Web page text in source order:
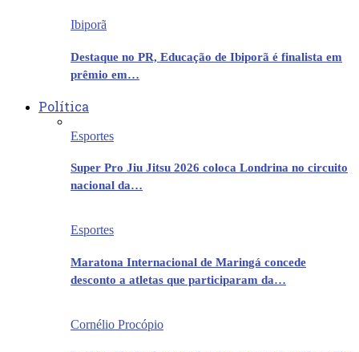
Ibiporã
Destaque no PR, Educação de Ibiporã é finalista em
prêmio em…
Política
Esportes
Super Pro Jiu Jitsu 2026 coloca Londrina no circuito
nacional da…
Esportes
Maratona Internacional de Maringá concede
desconto a atletas que participaram da…
Cornélio Procópio